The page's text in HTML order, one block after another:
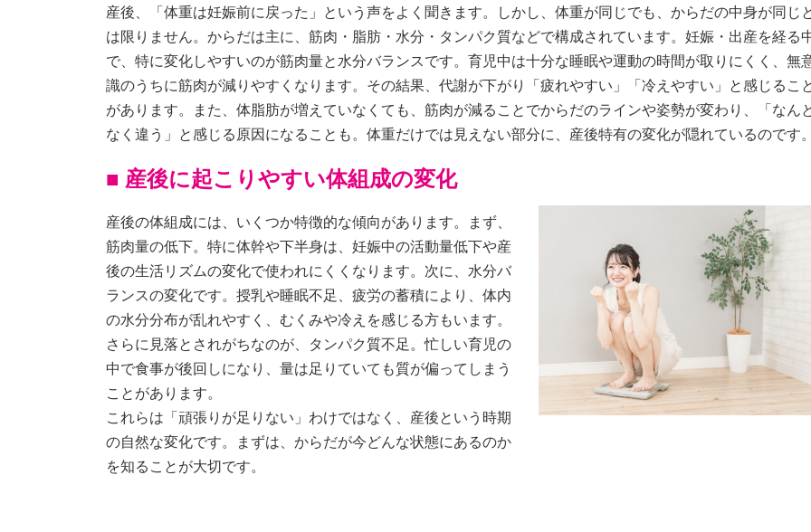
産後、「体重は妊娠前に戻った」という声をよく聞きます。しかし、体重が同じでも、からだの中身が同じ
は限りません。からだは主に、筋肉・脂肪・水分・タンパク質などで構成されています。妊娠・出産を経る
で、特に変化しやすいのが筋肉量と水分バランスです。育児中は十分な睡眠や運動の時間が取りにくく、無
識のうちに筋肉が減りやすくなります。その結果、代謝が下がり「疲れやすい」「冷えやすい」と感じるこ
があります。また、体脂肪が増えていなくても、筋肉が減ることでからだのラインや姿勢が変わり、「なん
なく違う」と感じる原因になることも。体重だけでは見えない部分に、産後特有の変化が隠れているのです。
■ 産後に起こりやすい体組成の変化
産後の体組成には、いくつか特徴的な傾向があります。まず、
筋肉量の低下。特に体幹や下半身は、妊娠中の活動量低下や産
後の生活リズムの変化で使われにくくなります。次に、水分バ
ランスの変化です。授乳や睡眠不足、疲労の蓄積により、体内
の水分分布が乱れやすく、むくみや冷えを感じる方もいます。
さらに見落とされがちなのが、タンパク質不足。忙しい育児の
中で食事が後回しになり、量は足りていても質が偏ってしまう
ことがあります。
これらは「頑張りが足りない」わけではなく、産後という時期
の自然な変化です。まずは、からだが今どんな状態にあるのか
を知ることが大切です。